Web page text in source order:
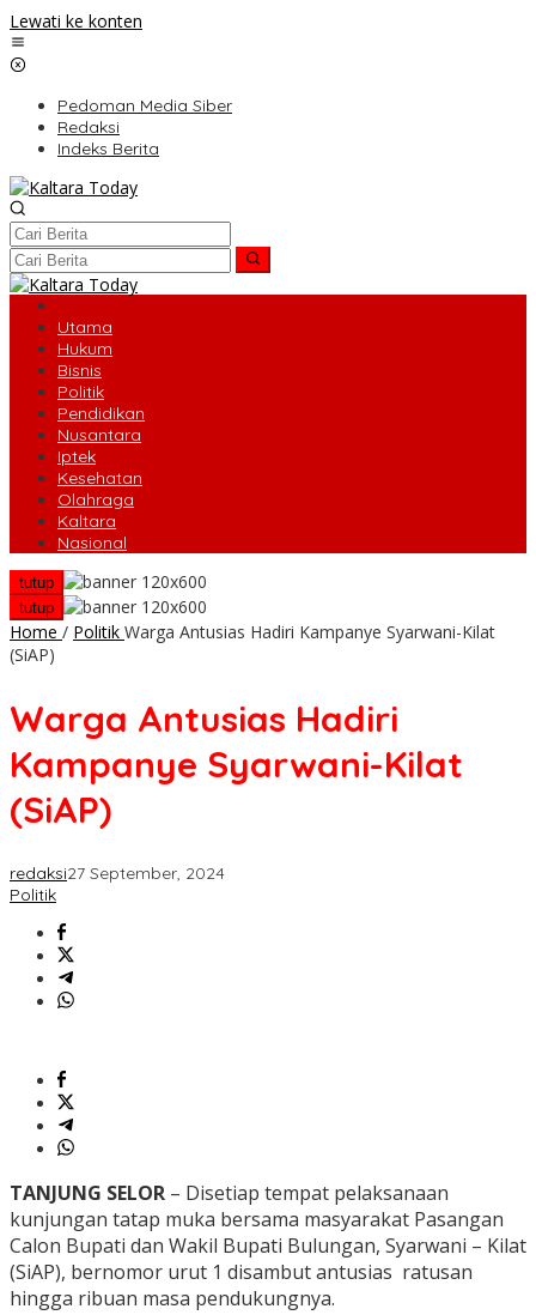
Lewati ke konten
Pedoman Media Siber
Redaksi
Indeks Berita
Utama
Hukum
Bisnis
Politik
Pendidikan
Nusantara
Iptek
Kesehatan
Olahraga
Kaltara
Nasional
tutup
tutup
Home / Politik Warga Antusias Hadiri Kampanye Syarwani-Kilat
(SiAP)
Warga Antusias Hadiri
Kampanye Syarwani-Kilat
(SiAP)
redaksi27 September, 2024
Politik
TANJUNG SELOR – Disetiap tempat pelaksanaan
kunjungan tatap muka bersama masyarakat Pasangan
Calon Bupati dan Wakil Bupati Bulungan, Syarwani – Kilat
(SiAP), bernomor urut 1 disambut antusias ratusan
hingga ribuan masa pendukungnya.